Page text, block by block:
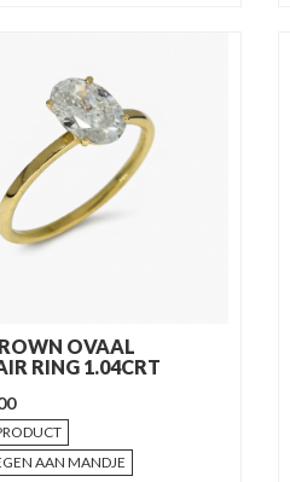
OVAAL
RING 1.04CRT
AAN MANDJE